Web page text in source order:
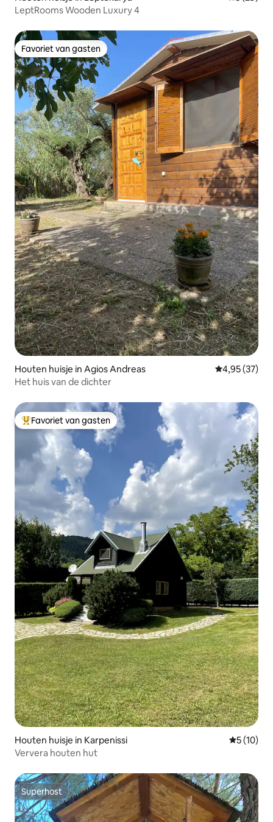
LeptRooms Wooden Luxury 4
Favoriet van gasten
Favoriet van gasten
Houten huisje in Agios Andreas Gemiddelde
4,95 (37)
Het huis van de dichter
Topfavoriet van gasten
Favoriet van gasten
Houten huisje in Karpenissi
5 (10)
Ververa houten hut
Superhost
Superhost